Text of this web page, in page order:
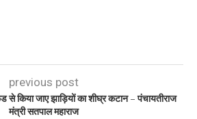
previous post
किया जाए झाड़ियों का शीघ्र कटान – पंचायतीराज
मंत्री सतपाल महाराज